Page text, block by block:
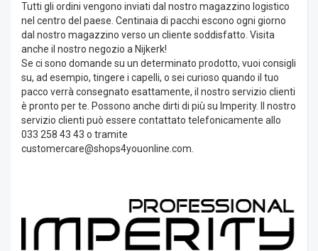
Tutti gli ordini vengono inviati dal nostro magazzino logistico
nel centro del paese. Centinaia di pacchi escono ogni giorno
dal nostro magazzino verso un cliente soddisfatto. Visita
anche il nostro negozio a Nijkerk!
Se ci sono domande su un determinato prodotto, vuoi consigli
su, ad esempio, tingere i capelli, o sei curioso quando il tuo
pacco verrà consegnato esattamente, il nostro servizio clienti
è pronto per te. Possono anche dirti di più su Imperity. Il nostro
servizio clienti può essere contattato telefonicamente allo
033 258 43 43 o tramite
customercare@shops4youonline.com